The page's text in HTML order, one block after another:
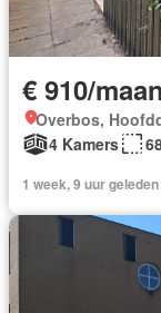
€ 910/
Overbos,
4 Kamers
1 week, 9 uur